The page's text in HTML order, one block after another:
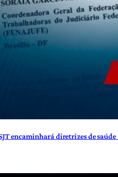
encaminhará diretrizes de